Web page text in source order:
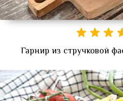
Гарнир из стручковой